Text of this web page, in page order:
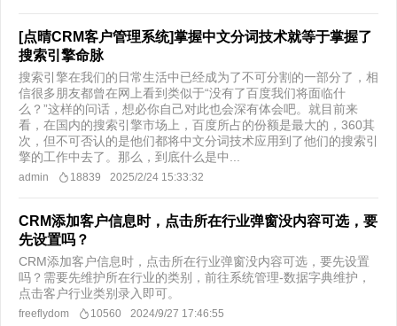
[点晴CRM客户管理系统]掌握中文分词技术就等于掌握了
搜索引擎命脉
搜索引擎在我们的日常生活中已经成为了不可分割的一部分了，相
信很多朋友都曾在网上看到类似于“没有了百度我们将面临什
么？”这样的问话，想必你自己对此也会深有体会吧。就目前来
看，在国内的搜索引擎市场上，百度所占的份额是最大的，360其
次，但不可否认的是他们都将中文分词技术应用到了他们的搜索引
擎的工作中去了。那么，到底什么是中...
admin 18839 2025/2/24 15:33:32
CRM添加客户信息时，点击所在行业弹窗没内容可选，要
先设置吗？
CRM添加客户信息时，点击所在行业弹窗没内容可选，要先设置
吗？需要先维护所在行业的类别，前往系统管理-数据字典维护，
点击客户行业类别录入即可。
freeflydom 10560 2024/9/27 17:46:55